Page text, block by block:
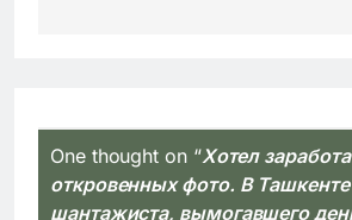
One thought on “Хотел
откровенных фото. В
шантажиста, вымогавшего